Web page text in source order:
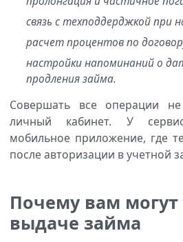
связь с техподдерджкой при
расчет процентов по
настройки напоминаний о
продления займа.
Совершать все операции не
личный кабинет. У
мобильное приложение, где
после авторизации в учетной
Почему вам могут
выдаче займа